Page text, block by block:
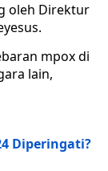
oleh Direktur
mpox di
lain,
Diperingati?